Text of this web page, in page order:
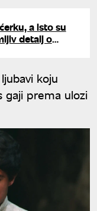
a isto su
detalj o
koju
gaji prema ulozi